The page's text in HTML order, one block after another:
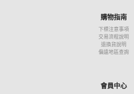
購物指南
下標注意事項
交易流程說明
退換貨說明
偏遠地區查詢
會員中心